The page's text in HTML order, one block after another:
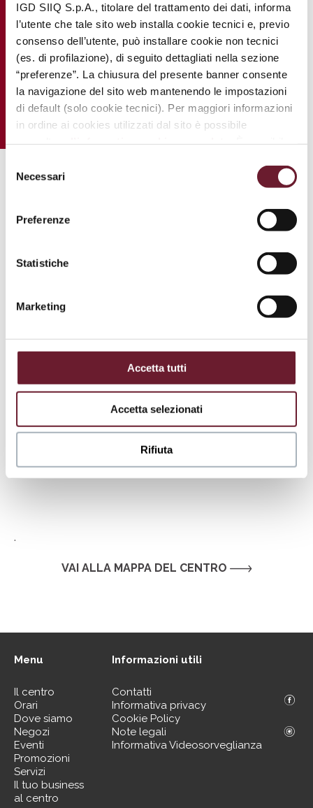
IGD SIIQ S.p.A., titolare del trattamento dei dati, informa
l’utente che tale sito web installa cookie tecnici e, previo
consenso dell’utente, può installare cookie non tecnici
(es. di profilazione), di seguito dettagliati nella sezione
“preferenze”. La chiusura del presente banner consente
la navigazione del sito web mantenendo le impostazioni
di default (solo cookie tecnici). Per maggiori informazioni
in ordine ai cookies utilizzati dal sito è possibile
mediante il link “
delNecessari
Preferenze
Statistiche
Marketing
Accetta tutti
Accetta selezionati
Rifiuta
.
VAI ALLA MAPPA DEL CENTRO
Menu
Il centro
Orari
Dove siamo
Negozi
Eventi
Promozioni
Servizi
Il tuo business
al centro
Informazioni utili
Contatti
Informativa privacy
Cookie Policy
Note legali
Informativa Videosorveglianza